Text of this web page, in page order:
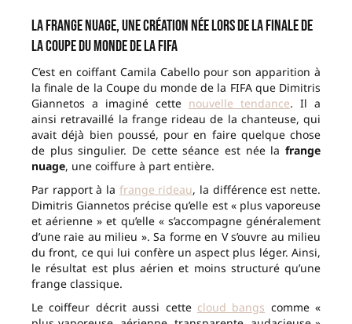
La frange nuage, une création née lors de la finale de
la Coupe du monde de la FIFA
C’est en coiffant Camila Cabello pour son apparition à
la finale de la Coupe du monde de la FIFA que Dimitris
Giannetos a imaginé cette nouvelle tendance. Il a
ainsi retravaillé la frange rideau de la chanteuse, qui
avait déjà bien poussé, pour en faire quelque chose
de plus singulier. De cette séance est née la frange
nuage, une coiffure à part entière.
Par rapport à la frange rideau, la différence est nette.
Dimitris Giannetos précise qu’elle est « plus vaporeuse
et aérienne » et qu’elle « s’accompagne généralement
d’une raie au milieu ». Sa forme en V s’ouvre au milieu
du front, ce qui lui confère un aspect plus léger. Ainsi,
le résultat est plus aérien et moins structuré qu’une
frange classique.
Le coiffeur décrit aussi cette cloud bangs comme «